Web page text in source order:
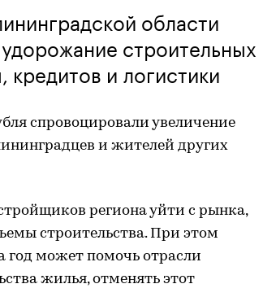
области
строительных
и логистики
спровоцировали увеличение
и жителей других
региона уйти с рынка,
строительства. При этом
год может помочь отрасли
жилья, отменять этот